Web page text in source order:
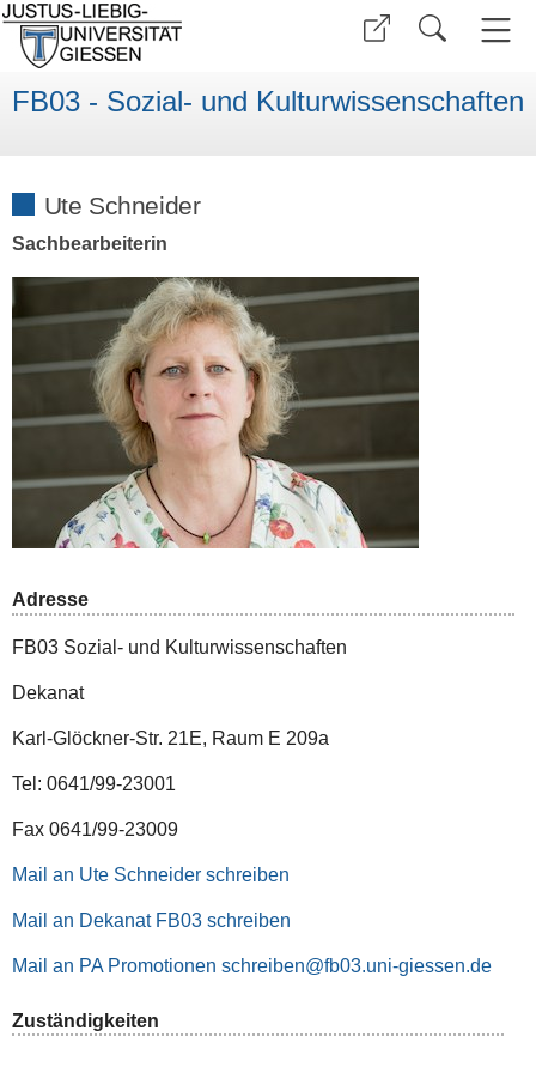
FB03 - Sozial- und Kulturwissenschaften
Ute Schneider
Sachbearbeiterin
Adresse
FB03 Sozial- und Kulturwissenschaften
Dekanat
Karl-Glöckner-Str. 21E, Raum E 209a
Tel: 0641/99-23001
Fax 0641/99-23009
Mail an Ute Schneider schreiben
Mail an Dekanat FB03 schreiben
Mail an PA Promotionen schreiben
Zuständigkeiten